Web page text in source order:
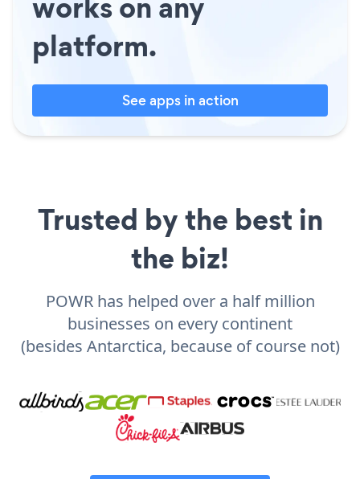
platform.
See apps in action
Trusted by the best in
the biz!
POWR has helped over a half million
businesses on every continent
(besides Antarctica, because of course not)